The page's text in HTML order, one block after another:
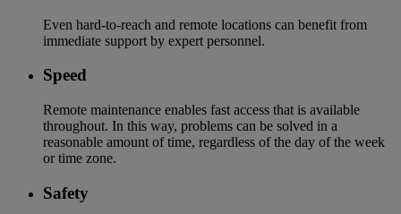
Even hard-to-reach and remote locations can benefit from
immediate support by expert personnel.
Speed
Remote maintenance enables fast access that is available
throughout. In this way, problems can be solved in a
reasonable amount of time, regardless of the day of the week
or time zone.
Safety